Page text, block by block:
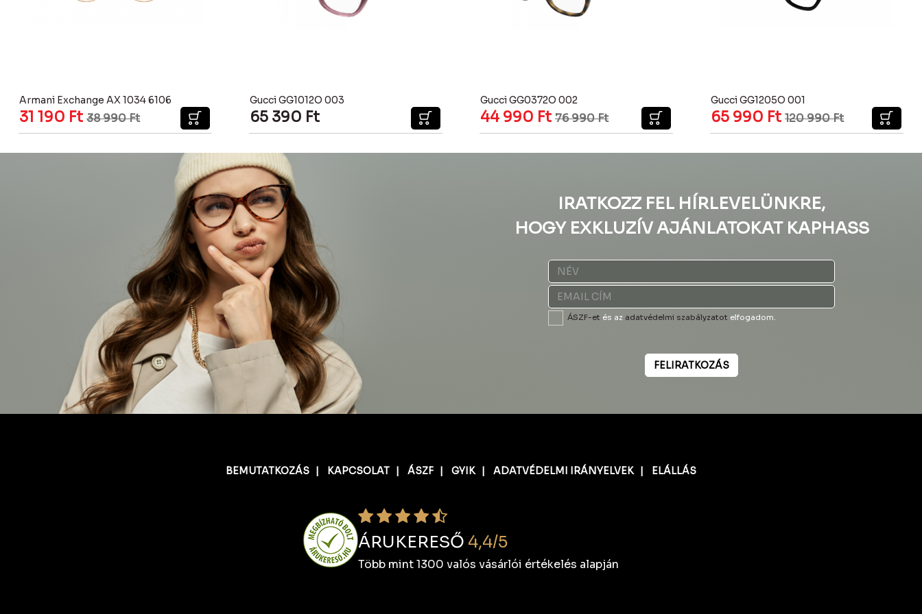
Armani Exchange AX 1034 6106
31 190 Ft 38 990Ft
Gucci GG1012O 003
65 390 Ft
Gucci GG0372O 002
44 990 Ft 76 990Ft
Gucci GG1205O 001
65 990 Ft 120 990Ft
IRATKOZZ FEL HÍRLEVELÜNKRE,
HOGY EXKLUZÍV AJÁNLATOKAT KAPHASS
ÁSZF-et és az adatvédelmi szabályzatot elfogadom.
FELIRATKOZÁS
BEMUTATKOZÁS | KAPCSOLAT | ÁSZF | GYIK| ADATVÉDELMI IRÁNYELVEK| ELÁLLÁS
ÁRUKERESŐ 4,4/5
Több mint 1300 valós vásárlói értékelés alapján